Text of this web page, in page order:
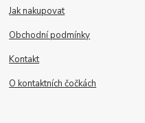
Jak nakupovat
Obchodní podmínky
Kontakt
O kontaktních čočkách